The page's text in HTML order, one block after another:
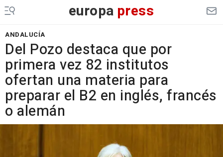
europa press
ANDALUCÍA
Del Pozo destaca que por
primera vez 82 institutos
ofertan una materia para
preparar el B2 en inglés, francés
o alemán